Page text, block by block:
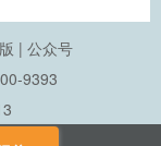
| 公众号
9393